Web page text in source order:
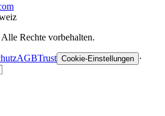
Alle Rechte vorbehalten.
AGBTrust Cookie-Einstellungen ·